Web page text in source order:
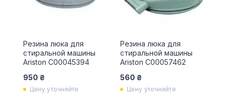
Резина люка для
стиральной машины
Ariston C00045394
950 ₴
Цену уточняйте
Резина люка для
стиральной машины
Ariston C00057462
560 ₴
Цену уточняйте